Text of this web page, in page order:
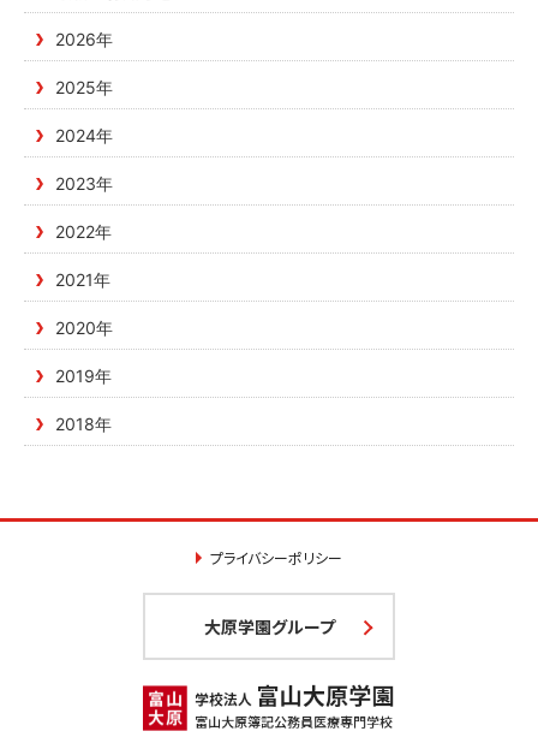
2026年
2025年
2024年
2023年
2022年
2021年
2020年
2019年
2018年
プライバシーポリシー
大原学園グループ